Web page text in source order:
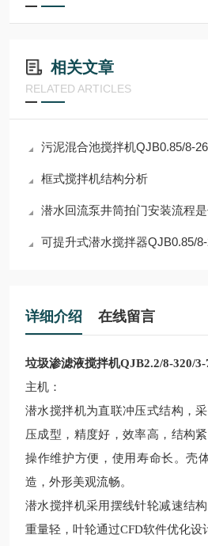
相关文章
RELATED ARTICLES
污泥混合池搅拌机QJB0.85/8-
框式搅拌机结构分析
潜水回流泵井筒拍门安装流程
可提升式潜水搅拌器QJB0.85/
详细介绍 在线留言
垃圾渗滤液搅拌机QJB2.2/8-320/3-
主机：
潜水搅拌机为直联冲压式结构，
压成型，精度好，效率高，结构
操作维护方便，使用寿命长。壳
造，外形美观流畅。
潜水搅拌机采用摆线针轮减速结
重量轻，叶轮通过CFD软件优化设